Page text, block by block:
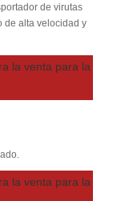
de virutas
de alta velocidad y